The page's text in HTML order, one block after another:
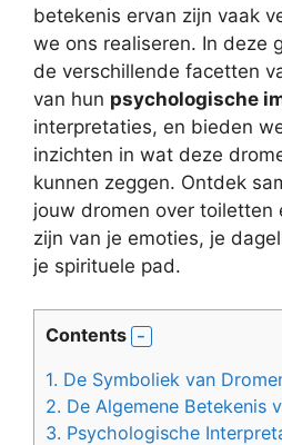
betekenis ervan zijn vaak
we ons realiseren. In deze
de verschillende facetten
van hun psychologische
interpretaties, en bieden
inzichten in wat deze
kunnen zeggen. Ontdek
jouw dromen over toiletten
zijn van je emoties, je
je spirituele pad.
Contents
1. De Symboliek van
2. De Algemene Betekenis
3. Psychologische